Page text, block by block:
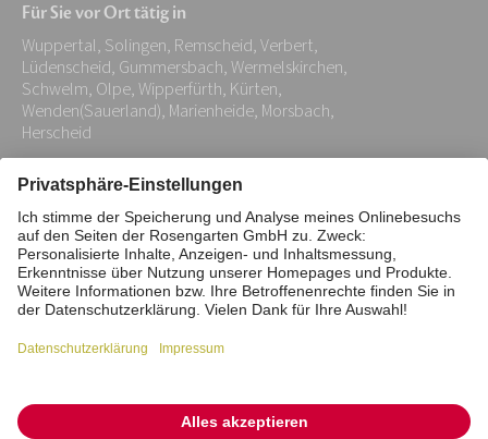
Adresse:
*
Für Sie vor Ort tätig in
Wuppertal, Solingen, Remscheid, Verbert,
Lüdenscheid, Gummersbach, Wermelskirchen,
Schwelm, Olpe, Wipperfürth, Kürten,
Wenden(Sauerland), Marienheide, Morsbach,
Herscheid
Impressum Datenschutz
Stiftung
Interne Meldestelle
Zahlungsmittel
Barrierefreiheitserklärung
Vertrag widerrufen